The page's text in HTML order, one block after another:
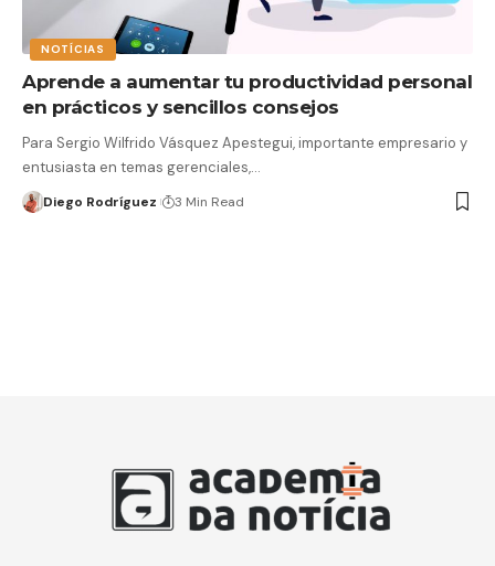
NOTÍCIAS
Aprende a aumentar tu productividad personal
en prácticos y sencillos consejos
Para Sergio Wilfrido Vásquez Apestegui, importante empresario y
entusiasta en temas gerenciales,…
Diego Rodríguez 3 Min Read